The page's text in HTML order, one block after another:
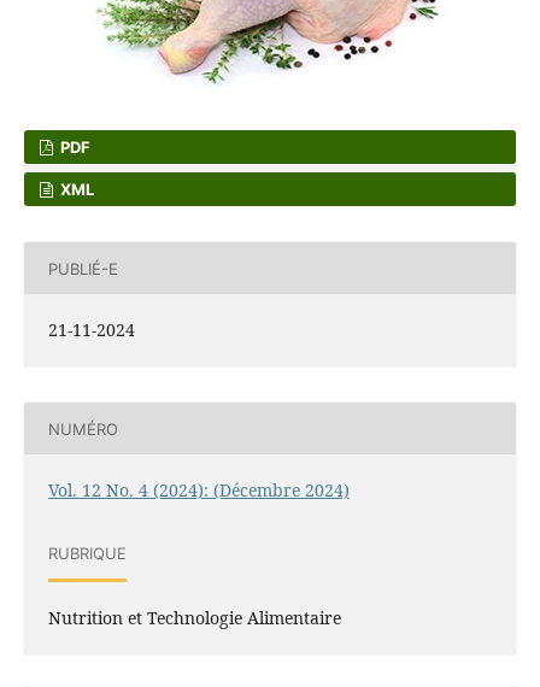
PDF
XML
PUBLIÉ-E
21-11-2024
NUMÉRO
Vol. 12 No. 4 (2024): (Décembre 2024)
RUBRIQUE
Nutrition et Technologie Alimentaire